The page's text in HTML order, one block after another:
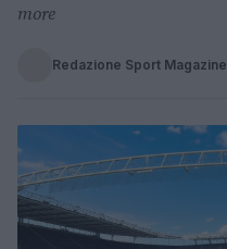
more
Redazione Sport Magazine